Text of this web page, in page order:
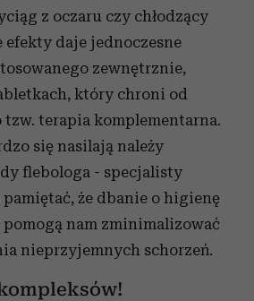
z oczaru czy chłodzący
efekty daje jednoczesne
zewnętrznie,
który chroni od
terapia komplementarna.
się nasilają należy
flebologa - specjalisty
pamiętać, że dbanie o higienę
nam zminimalizować
nieprzyjemnych schorzeń.